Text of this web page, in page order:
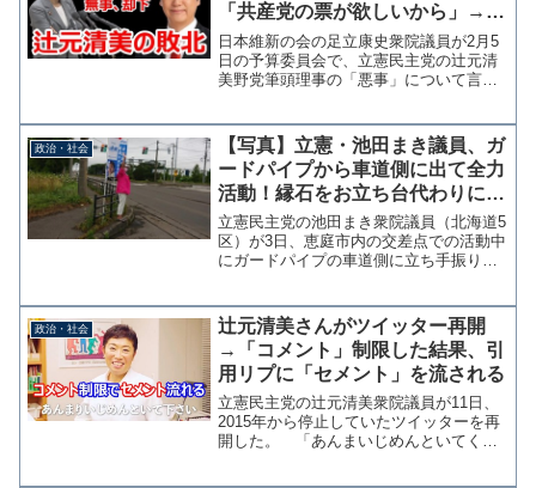
「共産党の票が欲しいから」→無
事、国会議事録に掲載される
日本維新の会の足立康史衆院議員が2月5
日の予算委員会で、立憲民主党の辻元清
美野党筆頭理事の「悪事」について言及
ついては辻元氏が猛抗議し議事録からの
削除を求めていた。 足...
政治・社会
【写真】立憲・池田まき議員、ガ
ードパイプから車道側に出て全力
活動！縁石をお立ち台代わりに笑
顔で手を振る
立憲民主党の池田まき衆院議員（北海道5
区）が3日、恵庭市内の交差点での活動中
にガードパイプの車道側に立ち手振りを
顔で手を振っているが、何のためのガー
ドパイプと思ってい...
政治・社会
辻元清美さんがツイッター再開
→「コメント」制限した結果、引
用リプに「セメント」を流される
立憲民主党の辻元清美衆院議員が11日、
2015年から停止していたツイッターを再
開した。 「あんまいじめんといてくだ